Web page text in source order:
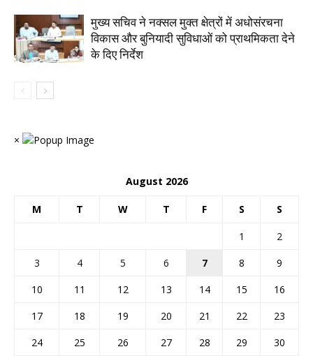
मुख्य सचिव ने नक्सल मुक्त क्षेत्रों में अधोसंरचना
विकास और बुनियादी सुविधाओं को प्राथमिकता देने
के दिए निर्देश
×
August 2026
M T W T F S S
1
2
3
4 5 6 7 8
9
10
11 12 13 14 15
16
17
18 19 20 21 22
23
24
25 26 27 28 29
30